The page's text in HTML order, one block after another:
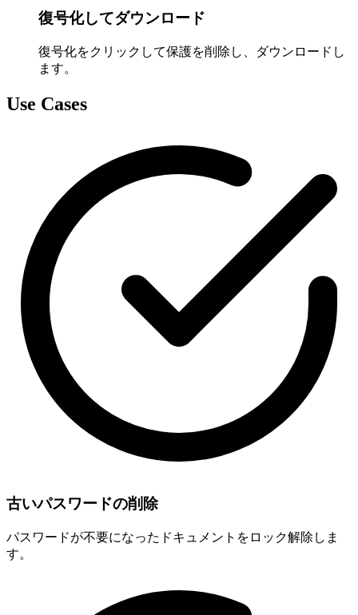
復号化してダウンロード
復号化をクリックして保護を削除し、ダウンロードし
ます。
Use Cases
古いパスワードの削除
パスワードが不要になったドキュメントをロック解除しま
す。